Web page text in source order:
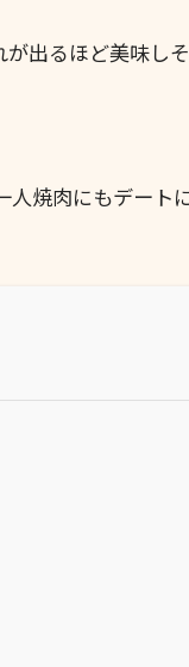
出るほど美味し
人焼肉にもデート